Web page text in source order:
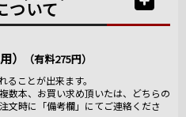
ついて
） （有料275円）
ことが出来ます。
数本、お買い求め頂いたは、どちらの
文時に「備考欄」にてご連絡くださ